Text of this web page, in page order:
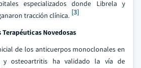
especializados donde Librela y
tracción clínica. [3]
Novedosas
de los anticuerpos monoclonales en
y osteoartritis ha validado la vía de